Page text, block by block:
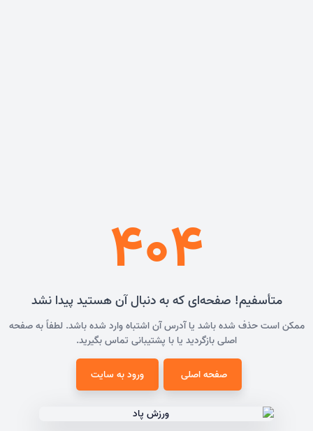
404
متأسفیم! صفحه‌ای که به دنبال آن هستید پیدا نشد
ممکن است حذف شده باشد یا آدرس آن اشتباه وارد شده باشد. لطفاً به صفحه
اصلی بازگردید یا با پشتیبانی تماس بگیرید.
صفحه اصلی ورود به سایت